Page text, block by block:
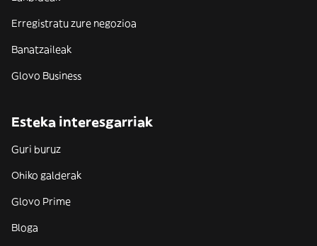
Erregistratu zure negozioa
Banatzaileak
Glovo Business
Esteka interesgarriak
Guri buruz
Ohiko galderak
Glovo Prime
Bloga